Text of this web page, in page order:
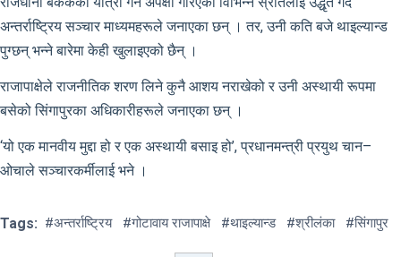
अन्तर्राष्ट्रिय सञ्चार माध्यमहरूले जनाएका छन् । तर, उनी कति बजे थाइल्यान्ड
पुग्छन् भन्ने बारेमा केही खुलाइएको छैन् ।
राजापाक्षेले राजनीतिक शरण लिने कुनै आशय नराखेको र उनी अस्थायी रूपमा
बसेको सिंगापुरका अधिकारीहरूले जनाएका छन् ।
‘यो एक मानवीय मुद्दा हो र एक अस्थायी बसाइ हो’, प्रधानमन्त्री प्रयुथ चान–
ओचाले सञ्चारकर्मीलाई भने ।
Tags: #अन्तर्राष्ट्रिय #गोटावाय राजापाक्षे #थाइल्यान्ड #श्रीलंका #सिंगापुर